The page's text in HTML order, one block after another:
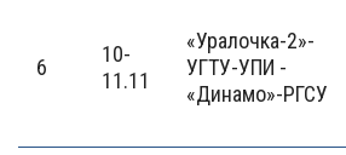
6
10-
11.11
«Уралочка-2»-
УГТУ-УПИ -
«Динамо»-РГСУ